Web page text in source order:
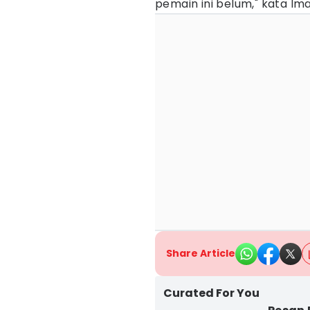
pemain ini belum," kata
Share Article
Curated For You